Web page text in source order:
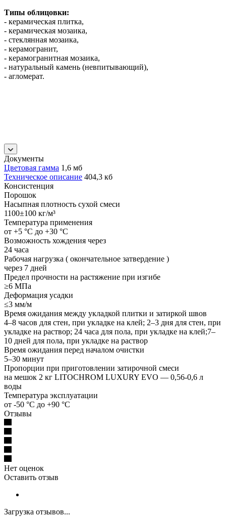
Типы облицовки:
- керамическая плитка,
- керамическая мозаика,
- стеклянная мозаика,
- керамогранит,
- керамогранитная мозаика,
- натуральный камень (невпитывающий),
- агломерат.
Документы
Цветовая гамма 1,6 мб
Техническое описание 404,3 кб
Консистенция
Порошок
Насыпная плотность сухой смеси
1100±100 кг/м³
Температура применения
от +5 °C до +30 °C
Возможность хождения через
24 часа
Рабочая нагрузка ( окончательное затвердение )
через 7 дней
Предел прочности на растяжение при изгибе
≥6 МПа
Деформация усадки
≤3 мм/м
Время ожидания между укладкой плитки и затиркой швов
4–8 часов для стен, при укладке на клей; 2–3 дня для стен, при
укладке на раствор; 24 часа для пола, при укладке на клей;7–
10 дней для пола, при укладке на раствор
Время ожидания перед началом очистки
5–30 минут
Пропорции при приготовлении затирочной смеси
на мешок 2 кг LITOCHROM LUXURY EVO — 0,56-0,6 л
воды
Температура эксплуатации
от -50 °C до +90 °C
Отзывы
Нет оценок
Оставить отзыв
Загрузка отзывов...